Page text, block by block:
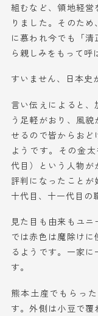
組むなど、領地経営
りました。そのた
に慕われ今でも「
ら親しみをもって呼
すいません、日本史
言い伝えによると
う足軽がおり、風
せるので皆からお
ようです。その金
代目）という人物が
評判になったこと
十代目、十一代目の
見た目も由来もユ
では赤色は魔除け
るようです。一家
す。
熊本土産でもらっ
す。外側は小豆で